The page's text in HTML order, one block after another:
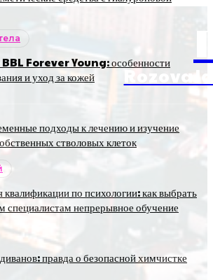
BBL Forever Young: особенности
и уход за кожей
подходы к лечению и изучение
стволовых клеток
по психологии: как выбрать
специалистам непрерывное обучение
правда о безопасной химчистке